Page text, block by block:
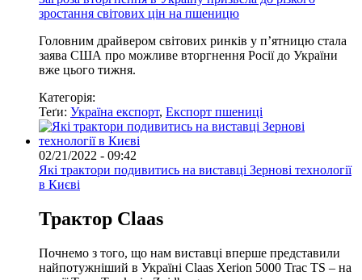
зростання світових цін на пшеницю
Головним драйвером світових ринків у п’ятницю стала
заява США про можливе вторгнення Росії до України
вже цього тижня.
Категорія:
Теґи: Україна експорт, Експорт пшениці
02/21/2022 - 09:42
Які трактори подивитись на виставці Зернові технології
в Києві
Трактор Claas
Почнемо з того, що нам виставці вперше представили
найпотужніший в Україні Claas Xerion 5000 Trac TS – на